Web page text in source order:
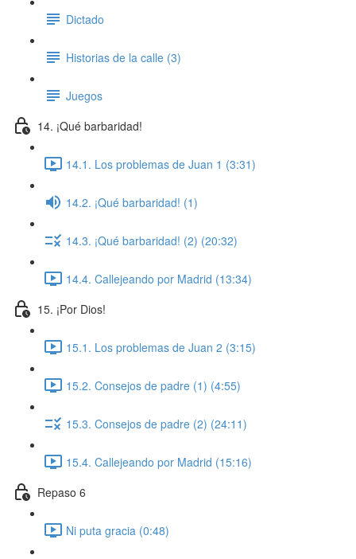
Dictado
Historias de la calle (3)
Juegos
14. ¡Qué barbaridad!
14.1. Los problemas de Juan 1 (3:31)
14.2. ¡Qué barbaridad! (1)
14.3. ¡Qué barbaridad! (2) (20:32)
14.4. Callejeando por Madrid (13:34)
15. ¡Por Dios!
15.1. Los problemas de Juan 2 (3:15)
15.2. Consejos de padre (1) (4:55)
15.3. Consejos de padre (2) (24:11)
15.4. Callejeando por Madrid (15:16)
Repaso 6
Ni puta gracia (0:48)